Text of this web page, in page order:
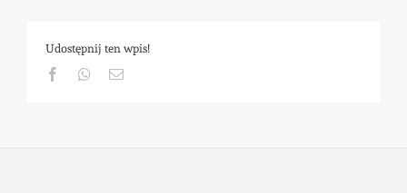
Udostępnij ten wpis!
FacebookWhatsapp
Email